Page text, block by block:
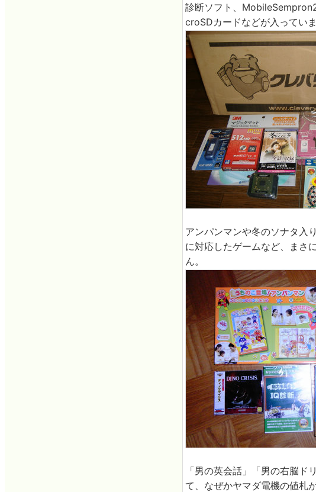
診断ソフト、
croSDカードなどが入っていま
アンパンマンや冬のソナタ
に対応したゲームなど、まさ
ん。
「男の英会話」「男の右脳ド
て、なぜかヤマダ電機の値札